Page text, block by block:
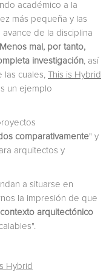
académico a la
más pequeña y las
de la disciplina
Menos mal, por tanto,
investigación, así
las cuales, This is Hybrid
un ejemplo
comparativamente" y
arquitectos y
a situarse en
la impresión de que
arquitectónico
Hybrid